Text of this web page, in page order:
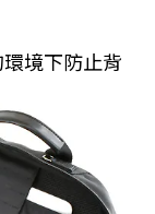
境下防止背